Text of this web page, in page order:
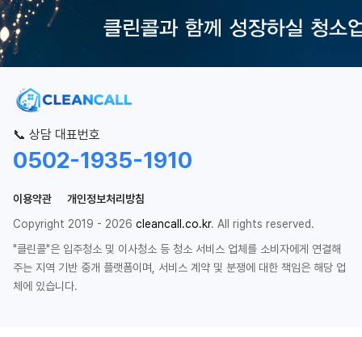
📞 상담 대표번호
0502-1935-1910
이용약관
개인정보처리방침
Copyright 2019 - 2026 cleancall.co.kr. All rights reserved.
"클린콜"은 입주청소 및 이사청소 등 청소 서비스 업체를 소비자에게 연결해
주는 지역 기반 중개 플랫폼이며, 서비스 계약 및 분쟁에 대한 책임은 해당 업
체에 있습니다.